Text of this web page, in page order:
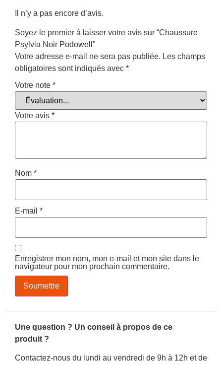
Il n’y a pas encore d’avis.
Soyez le premier à laisser votre avis sur “Chaussure
Psylvia Noir Podowell”
Votre adresse e-mail ne sera pas publiée. Les champs
obligatoires sont indiqués avec *
Votre note *
Votre avis *
Nom *
E-mail *
Enregistrer mon nom, mon e-mail et mon site dans le
navigateur pour mon prochain commentaire.
Une question ? Un conseil à propos de ce
produit ?
Contactez-nous du lundi au vendredi de 9h à 12h et de